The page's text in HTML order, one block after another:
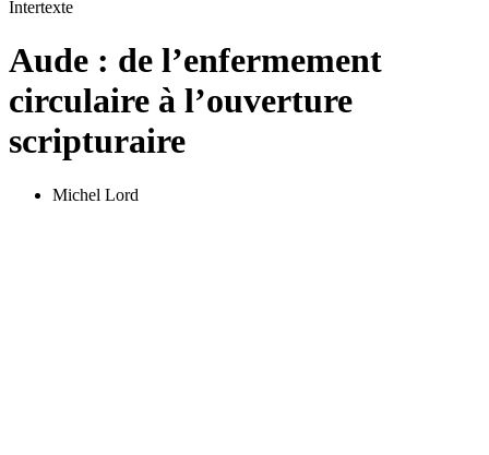
Intertexte
Aude : de l’enfermement
circulaire à l’ouverture
scripturaire
Michel Lord